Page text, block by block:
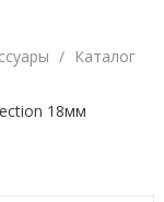
Каталог
18мм